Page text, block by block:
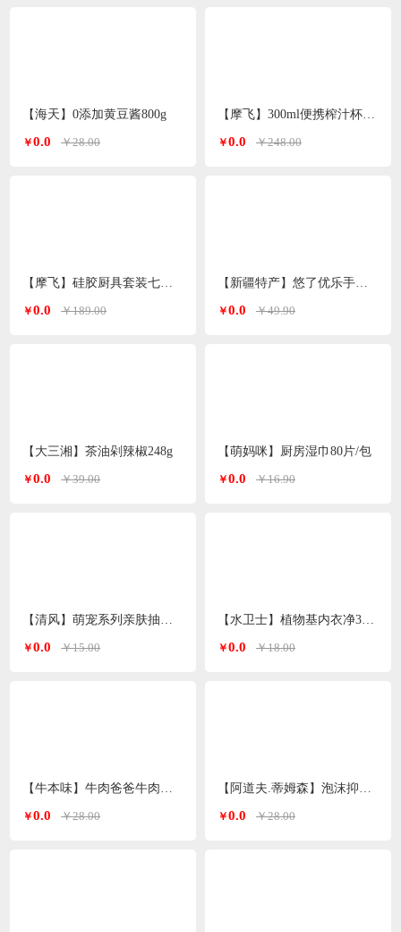
【海天】0添加黄豆酱800g
￥0.0 ￥28.00
￥0.0 ￥189.00
【大三湘】茶油剁辣椒248g
￥0.0 ￥39.00
￥0.0 ￥15.00
￥0.0 ￥28.00
￥0.0 ￥248.00
￥0.0 ￥49.90
【萌妈咪】厨房湿巾80片/包
￥0.0 ￥16.90
￥0.0 ￥18.00
￥0.0 ￥28.00